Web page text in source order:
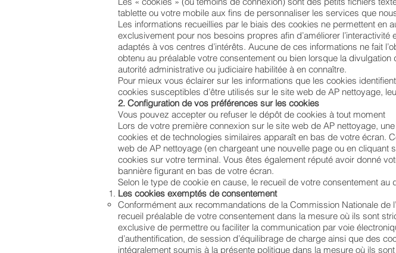
tablette ou votre mobile aux fins de personnaliser les services que
Les informations recueillies par le biais des cookies ne permettent en
exclusivement pour nos besoins propres afin d’améliorer
adaptés à vos centres d’intérêts. Aucune de ces informations ne fait
obtenu au préalable votre consentement ou bien lorsque la
autorité administrative ou judiciaire habilitée à en connaître.
Pour mieux vous éclairer sur les informations que les cookies
cookies susceptibles d’être utilisés sur le site web de AP nettoyage,
2. Configuration de vos préférences sur les cookies
Vous pouvez accepter ou refuser le dépôt de cookies à tout moment
Lors de votre première connexion sur le site web de AP nettoyage,
cookies et de technologies similaires apparaît en bas de votre écran.
web de AP nettoyage (en chargeant une nouvelle page ou en
cookies sur votre terminal. Vous êtes également réputé avoir donné
bannière figurant en bas de votre écran.
Selon le type de cookie en cause, le recueil de votre consentement
Les cookies exemptés de consentement
Conformément aux recommandations de la Commission Nationale
recueil préalable de votre consentement dans la mesure où ils sont
exclusive de permettre ou faciliter la communication par voie
d’authentification, de session d’équilibrage de charge ainsi que des
intégralement soumis à la présente politique dans la mesure où ils